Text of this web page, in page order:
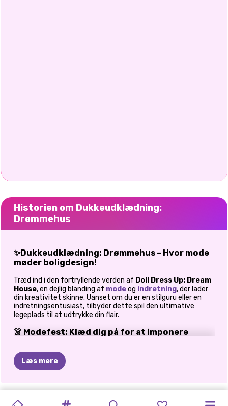
Historien om Dukkeudklædning:
Drømmehus
✨Dukkeudklædning: Drømmehus – Hvor mode
møder boligdesign!
Træd ind i den fortryllende verden af Doll
Dress Up: Dream
House, en dejlig blanding af modeog indretning, der lader
din kreativitet skinne. Uanset om du er en stilguru eller en
indretningsentusiast, tilbyder dette spil den ultimative
legeplads til at udtrykke din flair.
👗 Modefest: Klæd dig på for at imponere
Vælg din dukke -
hver med sin egen charme – klar til en stilforvandling.
accessories. Tilføj lidt glimmer med livlig makeup for at
fuldende looket.
Læs mere
PRINXY
EXTREME
ELLIE PRINSESSER DUKKERNES